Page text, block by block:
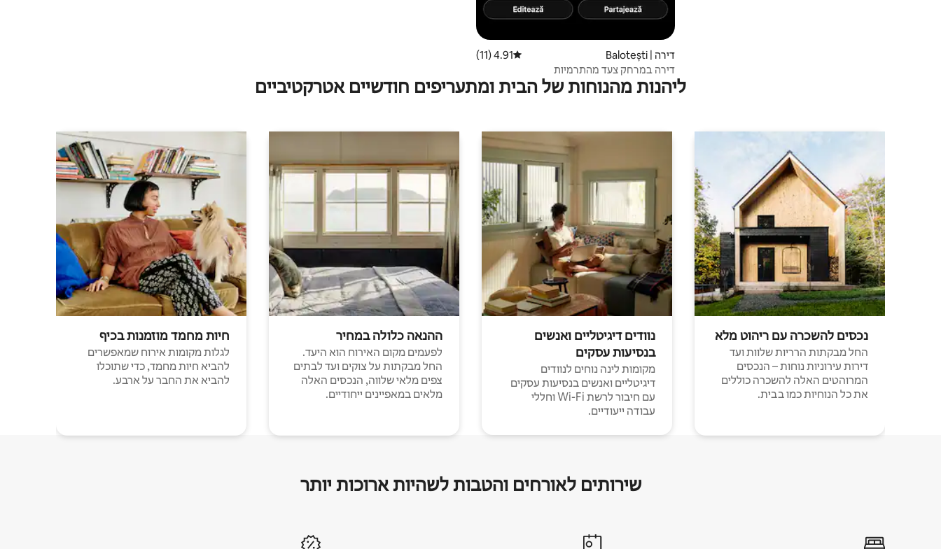
דירה | Balotești דירוג ממוצע של 4.91 מתוך 5, 11 ביקורות
4.91 (11)
דירה במרחק צעד מהתרמיות
ליהנות מהנוחות של הבית ומתעריפים חודשיים אטרקטיביים
נכסים להשכרה עם ריהוט מלא
החל מבקתות הרריות שלוות ועד
דירות עירוניות נוחות – הנכסים
המרוהטים האלה להשכרה כוללים
את כל הנוחיות כמו בבית.
נוודים דיגיטליים ואנשים
בנסיעות עסקים
מקומות לינה נוחים לנוודים
דיגיטליים ואנשים בנסיעות עסקים
עם חיבור לרשת Wi-Fi וחללי
עבודה ייעודיים.
ההנאה כלולה במחיר
לפעמים מקום האירוח הוא היעד.
החל מבקתות על צוקים ועד לבתים
צפים מלאי שלווה, הנכסים האלה
מלאים במאפיינים ייחודיים.
חיות מחמד מוזמנות בכיף
לגלות מקומות אירוח שמאפשרים
להביא חיות מחמד, כדי שתוכלו
להביא את החבר על ארבע.
שירותים לאורחים והטבות לשהיות ארוכות יותר